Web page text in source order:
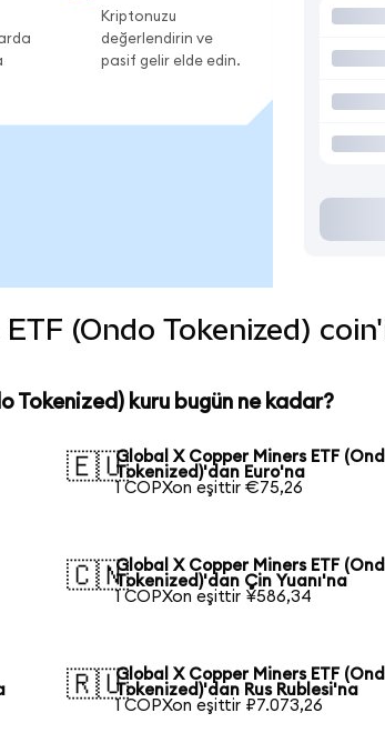
Kriptonuzu
değerlendirin ve
pasif gelir elde edin.
(Ondo Tokenized)
Tokenized) kuru bugün ne kadar?
🇪🇺Global X Copper Miners ETF
Tokenized)'dan Euro'na
1 COPXon eşittir €75,26
🇨🇳Global X Copper Miners ETF
Tokenized)'dan Çin Yuanı'na
1 COPXon eşittir ¥586,34
🇷🇺Global X Copper Miners ETF
Tokenized)'dan Rus Rublesi'na
1 COPXon eşittir ₽7.073,26